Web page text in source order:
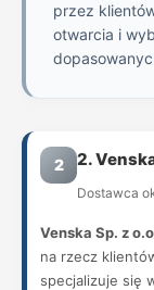
przez
otwarcia i
2 2.
Dostawca
Venska Sp. z
na rzecz
specjalizuje się